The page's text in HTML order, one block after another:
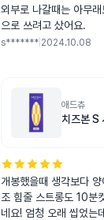
외부로 나갈때는 아무
으로 쓰려고 샀어요.
s******* 2024.10.08
애드츄
치즈본 S
개봉했을때 생각보다
조 힘줄 스트롱도 10분
네요! 엄청 오래 씹었는